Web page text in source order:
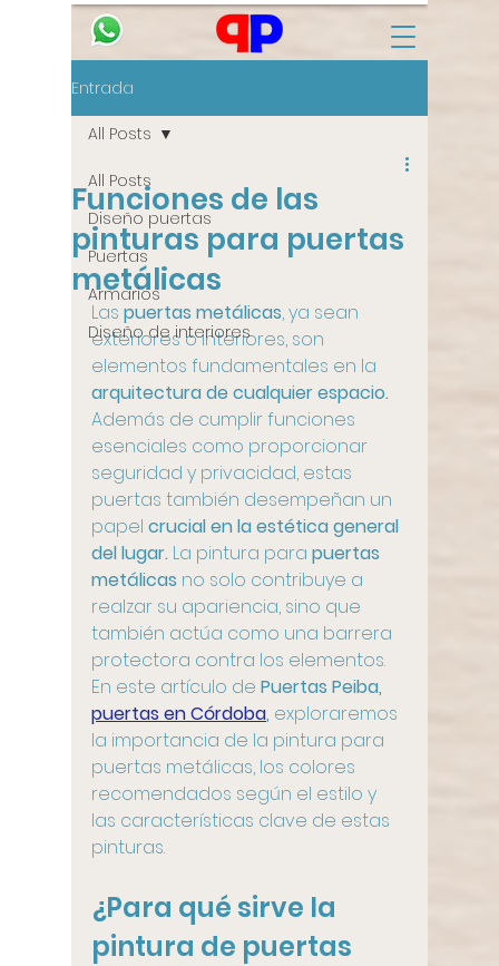
Entrada
All Posts
Diseño puertas
Puertas
Armarios
Diseño de interiores
All Posts
Funciones de las
pinturas para puertas
metálicas
Las puertas metálicas, ya sean
exteriores o interiores, son
elementos fundamentales en la
arquitectura de cualquier espacio.
Además de cumplir funciones
esenciales como proporcionar
seguridad y privacidad, estas
puertas también desempeñan un
papel crucial en la estética general
del lugar. La pintura para puertas
metálicas no solo contribuye a
realzar su apariencia, sino que
también actúa como una barrera
protectora contra los elementos.
En este artículo de Puertas Peiba,
puertas en Córdoba, exploraremos
la importancia de la pintura para
puertas metálicas, los colores
recomendados según el estilo y
las características clave de estas
pinturas.
¿Para qué sirve la
pintura de puertas